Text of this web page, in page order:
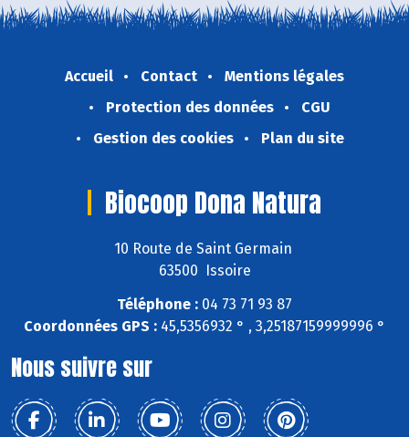
Accueil Contact
Mentions légales
Protection des données
CGU
Gestion des cookies
Plan du site
Biocoop Dona Natura
10 Route de Saint Germain
63500 Issoire
Téléphone : 04 73 71 93 87
Coordonnées GPS : 45,5356932 ° , 3,25187159999996 °
Nous suivre sur